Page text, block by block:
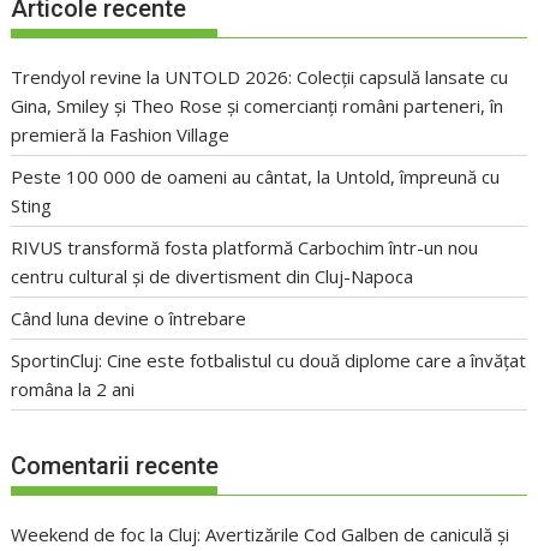
Articole recente
Trendyol revine la UNTOLD 2026: Colecții capsulă lansate cu
Gina, Smiley și Theo Rose și comercianți români parteneri, în
premieră la Fashion Village
Peste 100 000 de oameni au cântat, la Untold, împreună cu
Sting
RIVUS transformă fosta platformă Carbochim într-un nou
centru cultural și de divertisment din Cluj-Napoca
Când luna devine o întrebare
SportinCluj: Cine este fotbalistul cu două diplome care a învățat
româna la 2 ani
Comentarii recente
Weekend de foc la Cluj: Avertizările Cod Galben de caniculă și